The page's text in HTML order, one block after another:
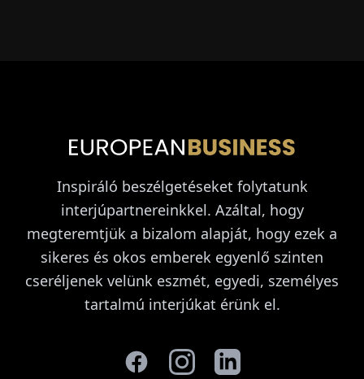
Inspiráló beszélgetéseket folytatunk
interjúpartnereinkkel. Azáltal, hogy
megteremtjük a bizalom alapját, hogy ezek a
sikeres és okos emberek egyenlő szinten
cseréljenek velünk eszmét, egyedi, személyes
tartalmú interjúkat érünk el.